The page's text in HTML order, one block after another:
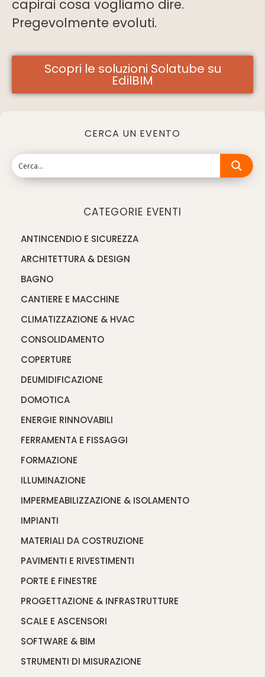
capirai cosa vogliamo dire.
Pregevolmente evoluti.
Scopri le soluzioni Solatube su
EdilBIM
CERCA UN EVENTO
CATEGORIE EVENTI
ANTINCENDIO E SICUREZZA
ARCHITETTURA & DESIGN
BAGNO
CANTIERE E MACCHINE
CLIMATIZZAZIONE & HVAC
CONSOLIDAMENTO
COPERTURE
DEUMIDIFICAZIONE
DOMOTICA
ENERGIE RINNOVABILI
FERRAMENTA E FISSAGGI
FORMAZIONE
ILLUMINAZIONE
IMPERMEABILIZZAZIONE & ISOLAMENTO
IMPIANTI
MATERIALI DA COSTRUZIONE
PAVIMENTI E RIVESTIMENTI
PORTE E FINESTRE
PROGETTAZIONE & INFRASTRUTTURE
SCALE E ASCENSORI
SOFTWARE & BIM
STRUMENTI DI MISURAZIONE